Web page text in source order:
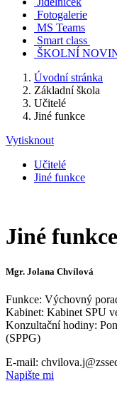
Fotogalerie
MS Teams
Smart class
ŠKOLNÍ
Úvodní stránka
Základní škola
Učitelé
Jiné funkce
Vytisknout
Učitelé
Jiné funkce
Jiné funkce
Mgr. Jolana Chvílová
Funkce: Výchovný
Kabinet: Kabinet SPU
Konzultační hodiny:
(SPPG)
E-mail:
Napište mi